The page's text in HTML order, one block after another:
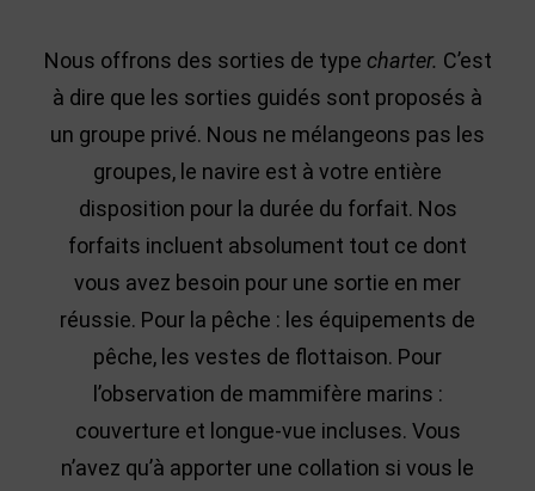
Nous offrons des sorties de type charter. C’est
à dire que les sorties guidés sont proposés à
un groupe privé. Nous ne mélangeons pas les
groupes, le navire est à votre entière
disposition pour la durée du forfait. Nos
forfaits incluent absolument tout ce dont
vous avez besoin pour une sortie en mer
réussie. Pour la pêche : les équipements de
pêche, les vestes de flottaison. Pour
l’observation de mammifère marins :
couverture et longue-vue incluses. Vous
n’avez qu’à apporter une collation si vous le